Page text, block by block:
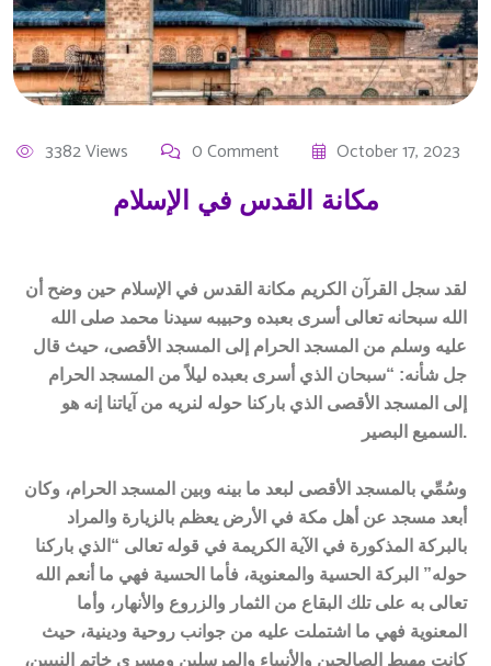
3382 Views 0 Comment
October 17, 2023
مكانة القدس في الإسلام
لقد سجل القرآن الكريم مكانة القدس في الإسلام حين وضح أن
الله سبحانه تعالى أسرى بعبده وحبيبه سيدنا محمد صلى الله
عليه وسلم من المسجد الحرام إلى المسجد الأقصى، حيث قال
جل شأنه: “سبحان الذي أسرى بعبده ليلاً من المسجد الحرام
إلى المسجد الأقصى الذي باركنا حوله لنريه من آياتنا إنه هو
السميع البصير.
وسُمِّي بالمسجد الأقصى لبعد ما بينه وبين المسجد الحرام، وكان
أبعد مسجد عن أهل مكة في الأرض يعظم بالزيارة والمراد
بالبركة المذكورة في الآية الكريمة في قوله تعالى “الذي باركنا
حوله” البركة الحسية والمعنوية، فأما الحسية فهي ما أنعم الله
تعالى به على تلك البقاع من الثمار والزروع والأنهار، وأما
المعنوية فهي ما اشتملت عليه من جوانب روحية ودينية، حيث
كانت مهبط الصالحين والأنبياء والمرسلين ومسرى خاتم النبيين،